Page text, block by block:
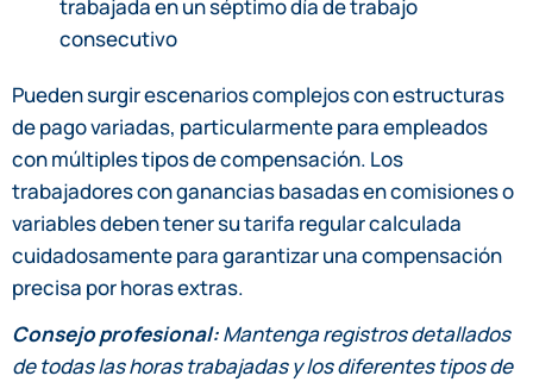
trabajada en un séptimo día de trabajo
consecutivo
Pueden surgir escenarios complejos con estructuras
de pago variadas, particularmente para empleados
con múltiples tipos de compensación. Los
trabajadores con ganancias basadas en comisiones o
variables deben tener su tarifa regular calculada
cuidadosamente para garantizar una compensación
precisa por horas extras.
Consejo profesional:Mantenga registros detallados
de todas las horas trabajadas y los diferentes tipos de